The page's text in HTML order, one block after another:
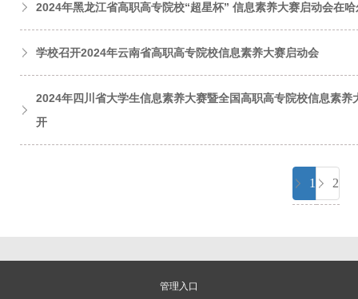
2024年黑龙江省高职高专院校“超星杯” 信息素养大赛启动会在
学校召开2024年云南省高职高专院校信息素养大赛启动会
2024年四川省大学生信息素养大赛暨全国高职高专院校信息素
开
1 2
管理入口